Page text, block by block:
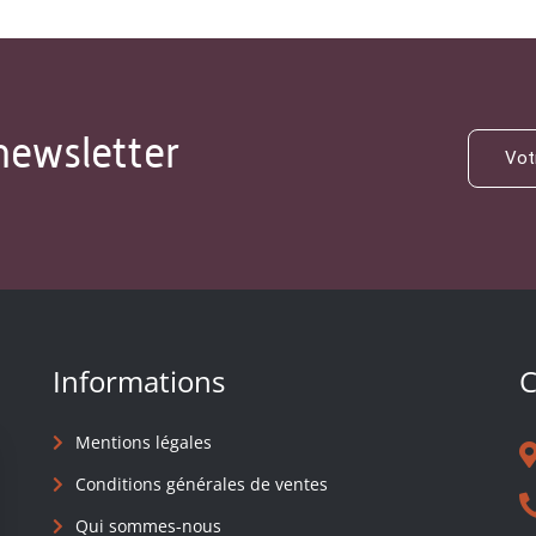
Informations
Mentions légales
Conditions générales de ventes
Qui sommes-nous